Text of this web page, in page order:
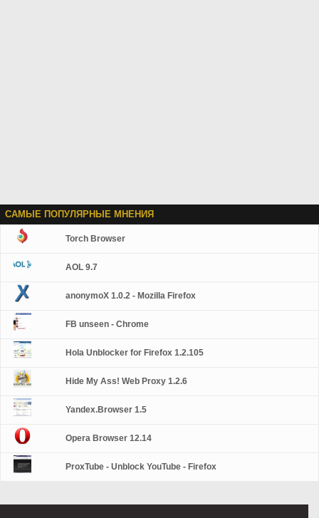
САМЫЕ ПОПУЛЯРНЫЕ МНЕНИЯ
Torch Browser
AOL 9.7
anonymoX 1.0.2 - Mozilla Firefox
FB unseen - Chrome
Hola Unblocker for Firefox 1.2.105
Hide My Ass! Web Proxy 1.2.6
Yandex.Browser 1.5
Opera Browser 12.14
ProxTube - Unblock YouTube - Firefox